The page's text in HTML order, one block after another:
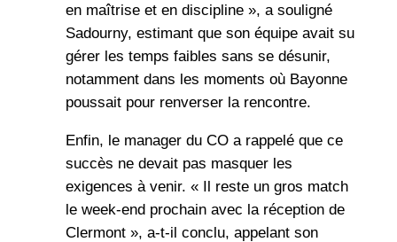
en maîtrise et en discipline », a souligné
Sadourny, estimant que son équipe avait su
gérer les temps faibles sans se désunir,
notamment dans les moments où Bayonne
poussait pour renverser la rencontre.
Enfin, le manager du CO a rappelé que ce
succès ne devait pas masquer les
exigences à venir. « Il reste un gros match
le week-end prochain avec la réception de
Clermont », a-t-il conclu, appelant son